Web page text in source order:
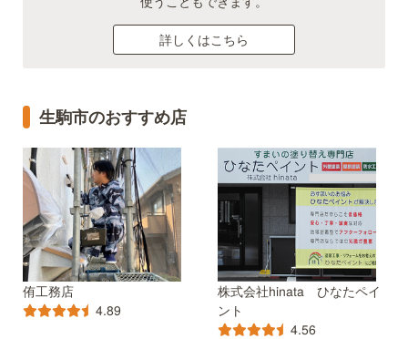
詳しくはこちら
生駒市のおすすめ店
侑工務店
4.89
株式会社hinata ひなたペイ
ント
4.56